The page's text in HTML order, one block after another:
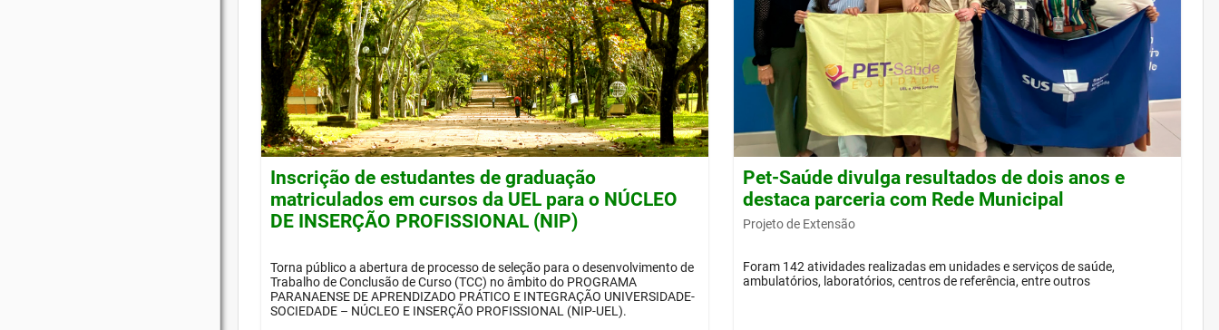
Inscrição de estudantes de graduação
matriculados em cursos da UEL para o NÚCLEO
DE INSERÇÃO PROFISSIONAL (NIP)
Torna público a abertura de processo de seleção para o desenvolvimento de
Trabalho de Conclusão de Curso (TCC) no âmbito do PROGRAMA
PARANAENSE DE APRENDIZADO PRÁTICO E INTEGRAÇÃO UNIVERSIDADE-
SOCIEDADE – NÚCLEO E INSERÇÃO PROFISSIONAL (NIP-UEL).
Pet-Saúde divulga resultados de dois anos e
destaca parceria com Rede Municipal
Projeto de Extensão
Foram 142 atividades realizadas em unidades e serviços de saúde,
ambulatórios, laboratórios, centros de referência, entre outros